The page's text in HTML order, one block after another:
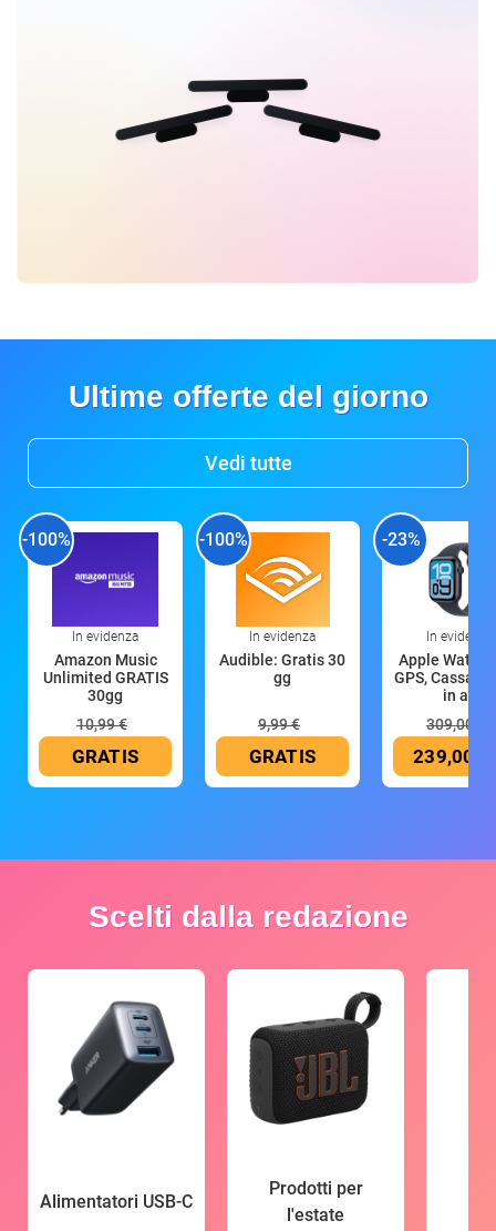
Ultime offerte del giorno
Vedi tutte
-100%
In evidenza
Amazon Music
Unlimited GRATIS
30gg
10,99 €
GRATIS
-100%
In evidenza
Audible: Gratis 30
gg
9,99 €
GRATIS
-23%
In evidenza
Apple Watch
GPS, Cassa
in all
309,00 €
239,00 €
Scelti dalla redazione
Alimentatori USB-C
Prodotti per
l'estate